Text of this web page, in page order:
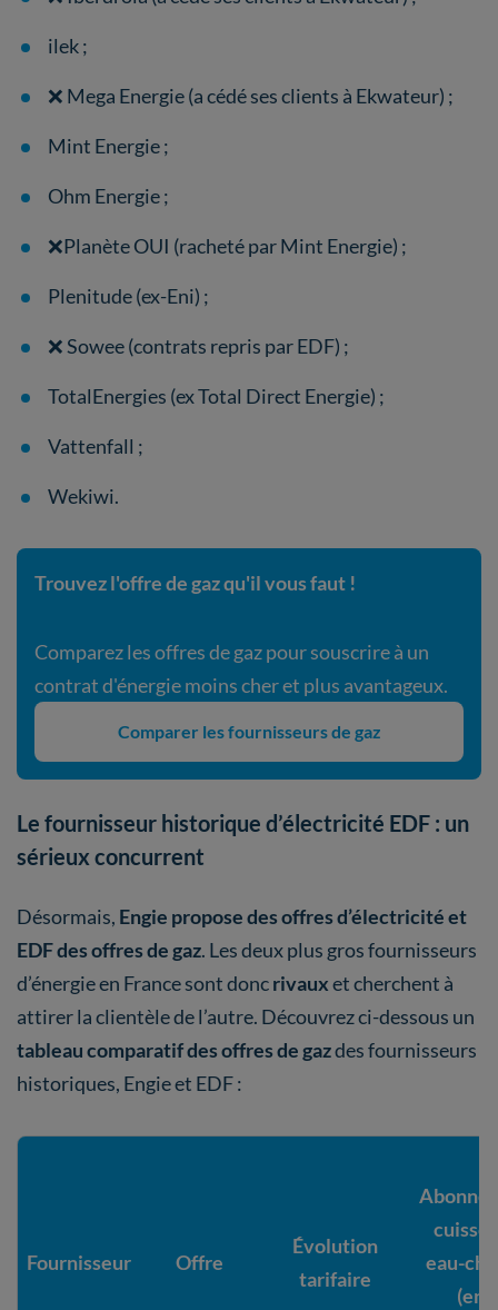
ilek ;
❌ Mega Energie (a cédé ses clients à Ekwateur) ;
Mint Energie ;
Ohm Energie ;
❌Planète OUI (racheté par Mint Energie) ;
Plenitude (ex-Eni) ;
❌ Sowee (contrats repris par EDF) ;
TotalEnergies (ex Total Direct Energie) ;
Vattenfall ;
Wekiwi.
Trouvez l'offre de gaz qu'il vous faut !
Comparez les offres de gaz pour souscrire à un
contrat d'énergie moins cher et plus avantageux.
Comparer les fournisseurs de gaz
Le fournisseur historique d’électricité EDF : un
sérieux concurrent
Désormais, Engie propose des offres d’électricité et
EDF des offres de gaz. Les deux plus gros fournisseurs
d’énergie en France sont doncrivauxet cherchent à
attirer la clientèle de l’autre. Découvrez ci-dessous un
tableau comparatif des offres de gazdes fournisseurs
historiques, Engie et EDF :
Fournisseur Offre
Évolution
tarifaire
eau-
(en €